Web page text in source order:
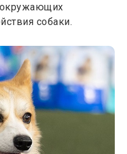
окружающих
собаки.